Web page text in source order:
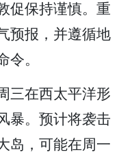
促保持谨慎。重
预报，并遵循地
令。
三在西太平洋形
暴。预计将袭击
岛，可能在周一